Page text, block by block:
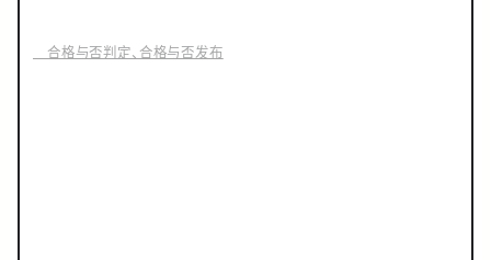
合格与否判定、合格与否发布